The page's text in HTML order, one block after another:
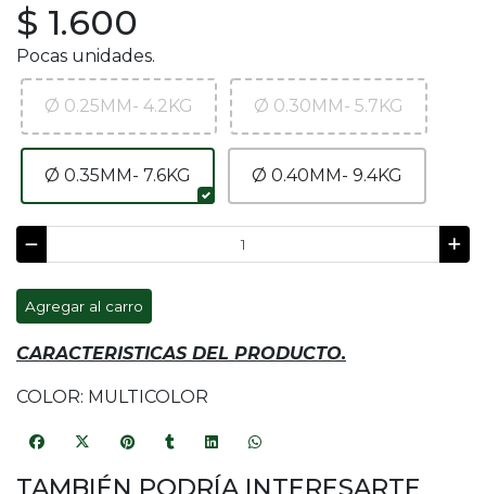
$ 1.600
Pocas unidades.
Ø 0.25MM- 4.2KG Ø 0.30MM- 5.7KG
Ø 0.35MM- 7.6KG Ø 0.40MM- 9.4KG
Agregar al carro
CARACTERISTICAS DEL PRODUCTO.
COLOR: MULTICOLOR
TAMBIÉN PODRÍA INTERESARTE